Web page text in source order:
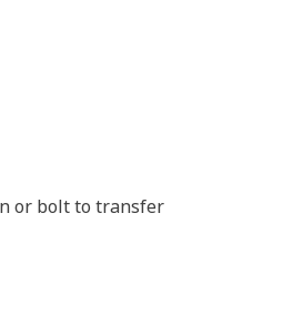
or bolt to transfer